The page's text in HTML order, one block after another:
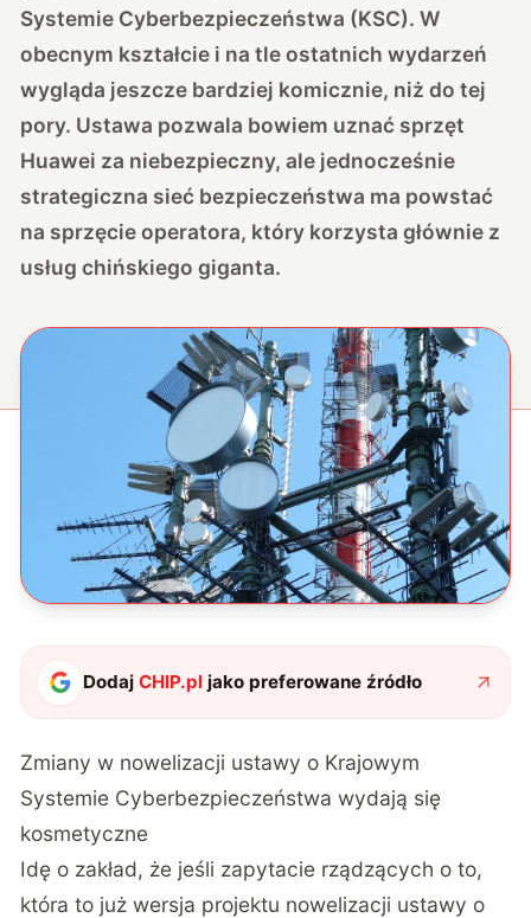
Systemie Cyberbezpieczeństwa (KSC). W
obecnym kształcie i na tle ostatnich wydarzeń
wygląda jeszcze bardziej komicznie, niż do tej
pory. Ustawa pozwala bowiem uznać sprzęt
Huawei za niebezpieczny, ale jednocześnie
strategiczna sieć bezpieczeństwa ma powstać
na sprzęcie operatora, który korzysta głównie z
usług chińskiego giganta.
DodajCHIP.pl jako preferowane źródło
Zmiany w nowelizacji ustawy o Krajowym
Systemie Cyberbezpieczeństwa wydają się
kosmetyczne
Idę o zakład, że jeśli zapytacie rządzących o to,
która to już wersja projektu nowelizacji ustawy o